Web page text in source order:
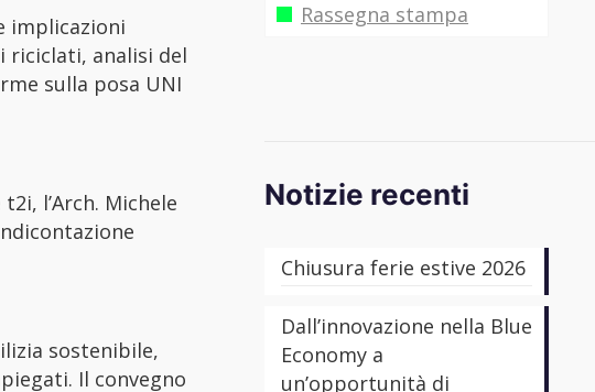
implicazioni
riciclati, analisi del
sulla posa UNI
l’Arch. Michele
sostenibile,
Il convegno
Rassegna stampa
Notizie recenti
Chiusura ferie estive 2026
Dall’innovazione nella Blue
Economy a
un’opportunità di